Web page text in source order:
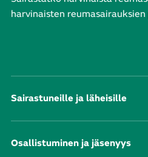
harvinaisten
Sairastuneille ja läheisille
Osallistuminen ja jäsenyys